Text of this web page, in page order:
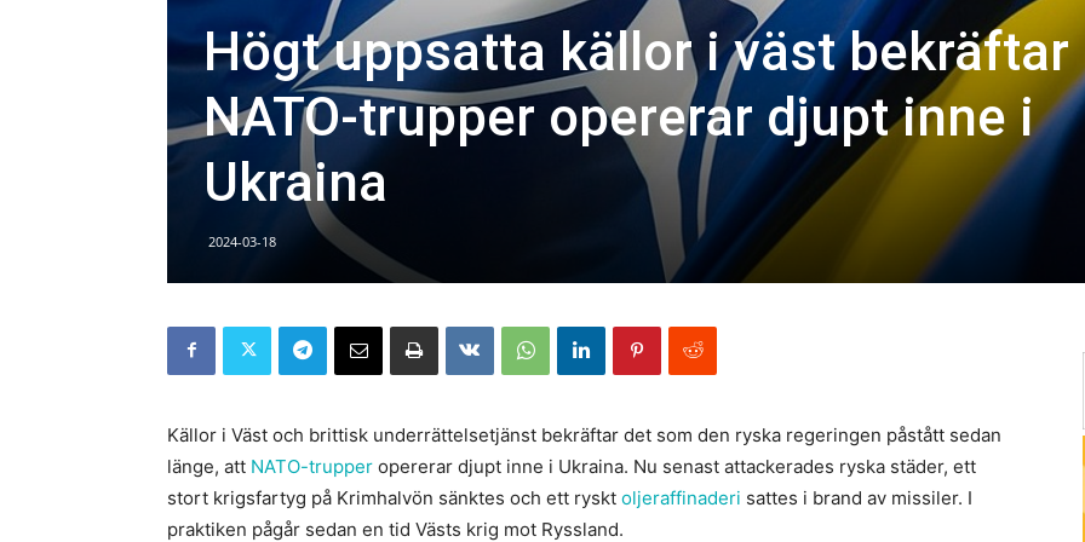
Högt uppsatta källor i väst bekräftar
NATO-trupper opererar djupt inne i
Ukraina
2024-03-18
Källor i Väst och brittisk underrättelsetjänst bekräftar det som den ryska regeringen påstått sedan
länge, att NATO-trupper opererar djupt inne i Ukraina. Nu senast attackerades ryska städer, ett
stort krigsfartyg på Krimhalvön sänktes och ett ryskt oljeraffinaderi sattes i brand av missiler. I
praktiken pågår sedan en tid Västs krig mot Ryssland.